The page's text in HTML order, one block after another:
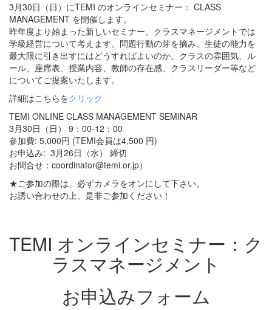
3月30日（日）にTEMI のオンラインセミナー： CLASS
MANAGEMENT を開催します。
昨年度より始まった新しいセミナー、クラスマネージメントでは
学級経営について考えます。問題行動の芽を摘み、生徒の能力を
最大限に引き出すにはどうすればよいのか。クラスの雰囲気、ル
ール、座席表、授業内容、教師の存在感、クラスリーダー等など
についてご提案いたします。
詳細はこちらをクリック
TEMI ONLINE CLASS MANAGEMENT SEMINAR
3月30日（日） 9：00-12：00
参加費: 5,000円 (TEMI会員は4,500 円)
お申込み: 3月26日（水） 締切
お問合せ：coordinator@temi.or.jp）
★ご参加の際は、必ずカメラをオンにして下さい。
お誘い合わせの上、是非ご参加ください！
TEMI オンラインセミナー：ク
ラスマネージメント
お申込みフォーム